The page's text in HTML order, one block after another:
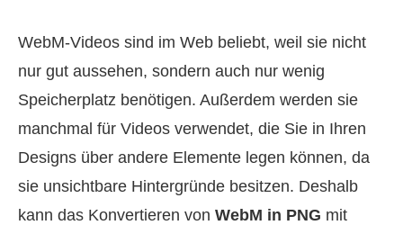
WebM‑Videos sind im Web beliebt, weil sie nicht
nur gut aussehen, sondern auch nur wenig
Speicherplatz benötigen. Außerdem werden sie
manchmal für Videos verwendet, die Sie in Ihren
Designs über andere Elemente legen können, da
sie unsichtbare Hintergründe besitzen. Deshalb
kann das Konvertieren von WebM in PNG mit